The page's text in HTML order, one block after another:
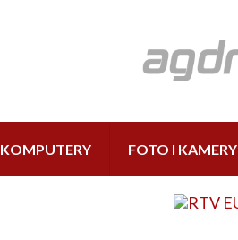
KOMPUTERY FOTO I KAMERY